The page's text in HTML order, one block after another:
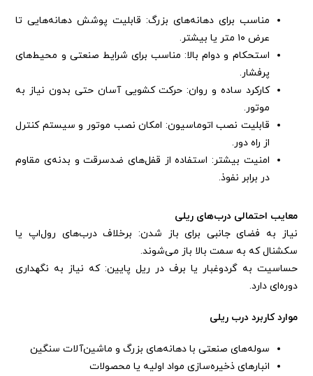
مناسب برای دهانه‌های بزرگ: قابلیت پوشش دهانه‌هایی تا
عرض ۱۰ متر یا بیشتر.
استحکام و دوام بالا: مناسب برای شرایط صنعتی و محیط‌های
پرفشار.
کارکرد ساده و روان: حرکت کشویی آسان حتی بدون نیاز به
موتور.
قابلیت نصب اتوماسیون: امکان نصب موتور و سیستم کنترل
از راه دور.
امنیت بیشتر: استفاده از قفل‌های ضدسرقت و بدنه‌ی مقاوم
در برابر نفوذ.
معایب احتمالی درب‌های ریلی
نیاز به فضای جانبی برای باز شدن: برخلاف درب‌های رول‌اپ یا
سکشنال که به سمت بالا باز می‌شوند.
حساسیت به گردوغبار یا برف در ریل پایین: که نیاز به نگهداری
دوره‌ای دارد.
موارد کاربرد درب ریلی
سوله‌های صنعتی با دهانه‌های بزرگ و ماشین‌آلات سنگین
انبارهای ذخیره‌سازی مواد اولیه یا محصولات